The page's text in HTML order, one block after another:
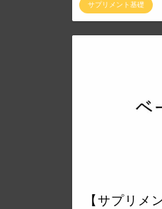
サプリメント基礎
【サプリメ